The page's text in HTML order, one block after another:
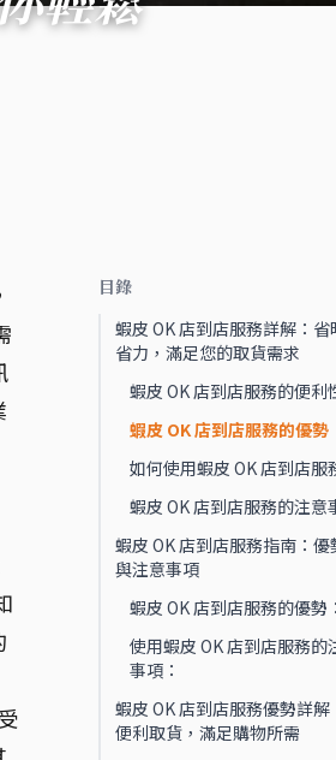
目錄
蝦皮 OK 店到店服務詳解：省
省力，滿足您的取貨需求
蝦皮 OK 店到店服務的便利
蝦皮 OK 店到店服務的優勢
如何使用蝦皮 OK 店到店服
蝦皮 OK 店到店服務的注意
蝦皮 OK 店到店服務指南：優
與注意事項
蝦皮 OK 店到店服務的優勢：
使用蝦皮 OK 店到店服務的
事項：
蝦皮 OK 店到店服務優勢詳解
便利取貨，滿足購物所需